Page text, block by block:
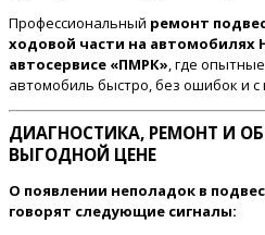
Профессиональный ремонт
ходовой части на автомобилях
автосервисе «ПМРК», где
автомобиль быстро, без ошибок и с
ДИАГНОСТИКА, РЕМОНТ И
ВЫГОДНОЙ ЦЕНЕ
О появлении неполадок в
говорят следующие сигналы: